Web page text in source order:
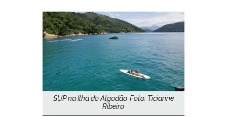
SUP na Ilha do Algodão. Foto: Ticianne
Ribeiro.